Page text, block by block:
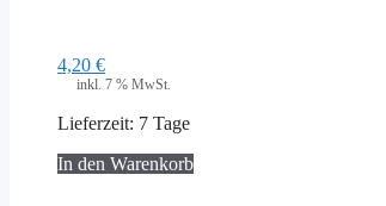
4,20 €
inkl. 7 % MwSt.
Lieferzeit: 7 Tage
In den Warenkorb